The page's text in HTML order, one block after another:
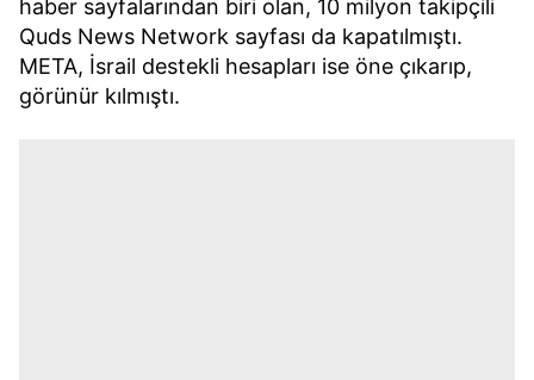
haber sayfalarından biri olan, 10 milyon takipçili
Quds News Network sayfası da kapatılmıştı.
META, İsrail destekli hesapları ise öne çıkarıp,
görünür kılmıştı.